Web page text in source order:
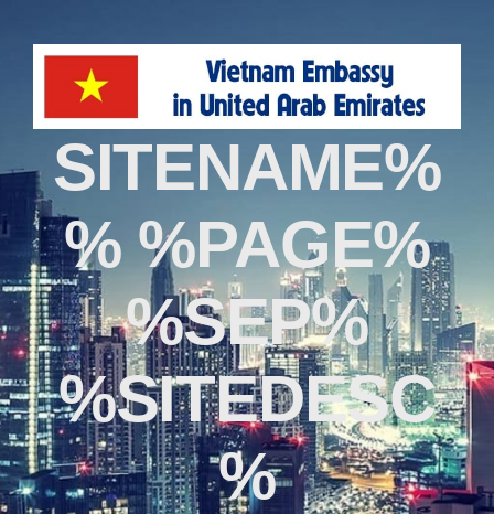
%SITENAME
% %PAGE%
%SEP%
%SITEDESC
%